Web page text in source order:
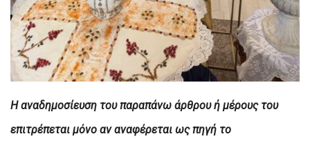
H αναδημοσίευση του παραπάνω άρθρου ή μέρους του
επιτρέπεται μόνο αν αναφέρεται ως πηγή το